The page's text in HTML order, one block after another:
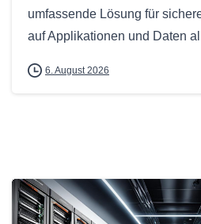
umfassende Lösung für
auf Applikationen und Daten
6. August 2026